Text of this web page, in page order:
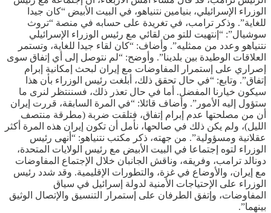
الوزراء الإسرائيلي، بنيامين نتنياهو، في البيت الأبيض “كان جيدا
للغاية”. وذكر ترامب، في تغريدة على حسابه في منصة “تروث
سوشيال”: “إنتهيت للتو من لقائي مع رئيس الوزراء الإسرائيلي
نتنياهو وعدد من ممثليه”. وأضاف: “كان لقاء جيدا للغاية، وتستمر
العلاقات الوطيدة بين بلدينا”. وأوضح: “لم نتوصل إلى أي إتفاق سوى
إصراري على إستمرار المفاوضات مع إيران لبحث إمكانية إبرام
إتفاق”. وتابع: “في حال تحقق ذلك، أبلغت رئيس الوزراء بأن هذا
سيكون خيارنا المفضل. أما في حال تعذر ذلك، فسننتظر لنرى ما
ستؤول إليه الأمور”. وأضاف قائلا: “في المرة السابقة، قررت إيران
أن من مصلحتها عدم إبرام إتفاق، فتلقت ضربة (مطرقة منتصف
الليل)، ولم يكن ذلك في صالحها، نأمل أن تكون إيران هذه المرة أكثر
عقلانية ومسؤولية”. من جهته، ذكر مكتب نتنياهو: “أنهى رئيس
الوزراء لتوه إجتماعا في البيت الأبيض مع رئيس الولايات المتحدة،
دونالد ترامب، وفريقه، وناقش الجانبان خلال الإجتماع المفاوضات
مع إيران، والأوضاع في غزة، والتطورات الإقليمية. وقد شدد رئيس
الوزراء على الإحتياجات الأمنية لدولة إسرائيل في سياق
المفاوضات، وإتفق الطرفان على إستمرار التنسيق والإتصال الوثيق
بينهما”.